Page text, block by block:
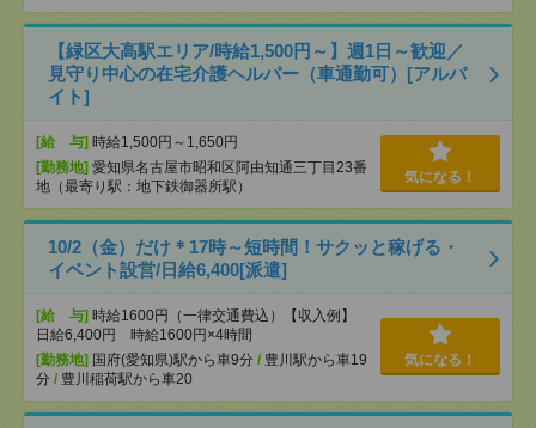
【緑区大高駅エリア/時給1,500円～】週1日～歓迎／
見守り中心の在宅介護ヘルパー（車通勤可）[アルバ
イト]
[給 与] 時給1,500円～1,650円
[勤務地] 愛知県名古屋市昭和区阿由知通三丁目23番
地（最寄り駅：地下鉄御器所駅）
気になる！
10/2（金）だけ＊17時～短時間！サクッと稼げる・
イベント設営/日給6,400[派遣]
[給 与] 時給1600円（一律交通費込）【収入例】
日給6,400円 時給1600円×4時間
[勤務地] 国府(愛知県)駅から車9分 / 豊川駅から車19
分 / 豊川稲荷駅から車20
気になる！